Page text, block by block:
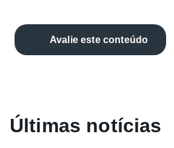
Avalie este conteúdo
Últimas notícias